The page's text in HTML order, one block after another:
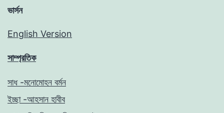
ভার্সন
English Version
সাম্প্রতিক
সাধ -মনোমোহন বর্মন
ইচ্ছা -আহসান হাবীব